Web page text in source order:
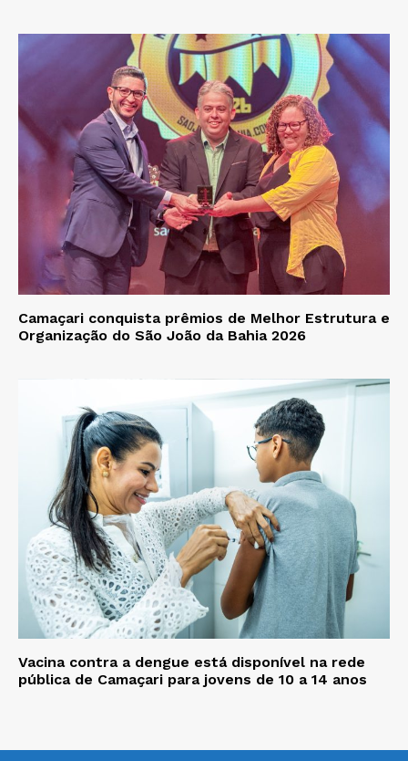
Camaçari conquista prêmios de Melhor Estrutura e
Organização do São João da Bahia 2026
Vacina contra a dengue está disponível na rede
pública de Camaçari para jovens de 10 a 14 anos